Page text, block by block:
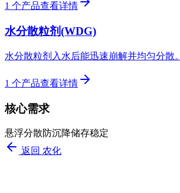
1 个产品查看详情
水分散粒剂(WDG)
水分散粒剂入水后能迅速崩解并均匀分散。
1 个产品查看详情
核心需求
悬浮分散防沉降储存稳定
返回 农化